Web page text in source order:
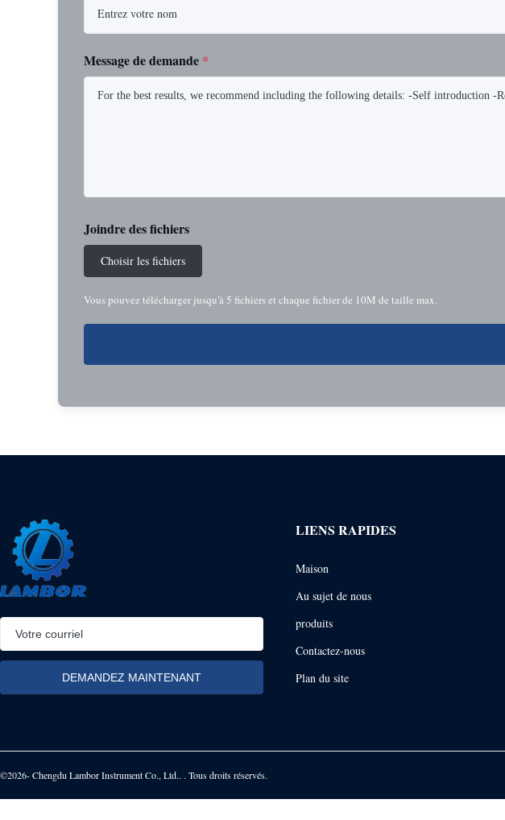
Message de demande *
Joindre des fichiers
Choisir les fichiers
Vous pouvez télécharger jusqu'à 5 fichiers et chaque fichier de 10M de taille max.
LIENS RAPIDES
Maison
Au sujet de nous
produits
Contactez-nous
Plan du site
©2026- Chengdu Lambor Instrument Co., Ltd.. . Tous droits réservés.